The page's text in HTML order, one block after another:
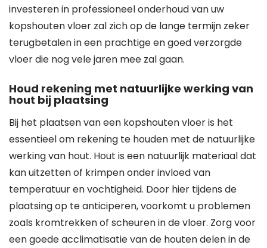
investeren in professioneel onderhoud van uw
kopshouten vloer zal zich op de lange termijn zeker
terugbetalen in een prachtige en goed verzorgde
vloer die nog vele jaren mee zal gaan.
Houd rekening met natuurlijke werking van
hout bij plaatsing
Bij het plaatsen van een kopshouten vloer is het
essentieel om rekening te houden met de natuurlijke
werking van hout. Hout is een natuurlijk materiaal dat
kan uitzetten of krimpen onder invloed van
temperatuur en vochtigheid. Door hier tijdens de
plaatsing op te anticiperen, voorkomt u problemen
zoals kromtrekken of scheuren in de vloer. Zorg voor
een goede acclimatisatie van de houten delen in de